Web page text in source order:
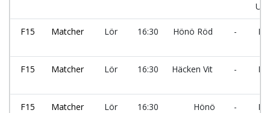
F15 Matcher Lör 16:30 Hönö Röd -
F15 Matcher Lör 16:30 Häcken Vit -
F15 Matcher Lör 16:30
Hönö
-